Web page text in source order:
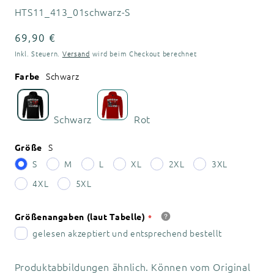
SKU:
HTS11_413_01schwarz-S
Normaler
Preis
69,90 €
Inkl. Steuern. Versand wird beim Checkout berechnet
Farbe Schwarz
Schwarz Rot
Größe
S
S
M L XL 2XL
3XL
4XL
5XL
Größenangaben (laut Tabelle)
gelesen akzeptiert und entsprechend bestellt
Produktabbildungen ähnlich. Können vom Original